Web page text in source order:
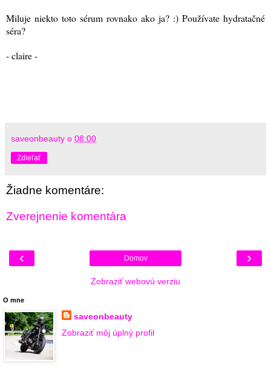
Miluje niekto toto sérum rovnako ako ja? :) Používate hydratačné
séra?
- claire -
saveonbeauty o 08:00
Zdieľať
Žiadne komentáre:
Zverejnenie komentára
‹ ›
Domov
Zobraziť webovú verziu
O mne
saveonbeauty
Zobraziť môj úplný profil